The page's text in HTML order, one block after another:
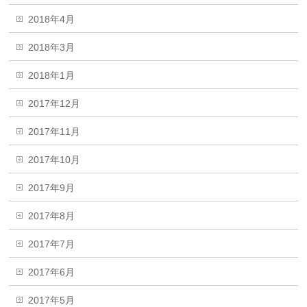
2018年4月
2018年3月
2018年1月
2017年12月
2017年11月
2017年10月
2017年9月
2017年8月
2017年7月
2017年6月
2017年5月